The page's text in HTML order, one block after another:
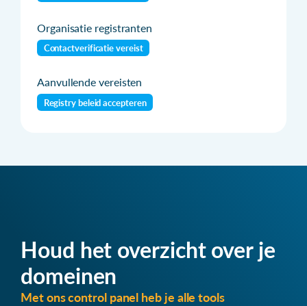
Organisatie registranten
Contactverificatie vereist
Aanvullende vereisten
Registry beleid accepteren
Houd het overzicht over je
domeinen
Met ons control panel heb je alle tools